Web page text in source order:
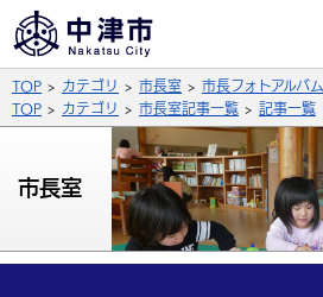
背景色
青
文字の大きさ
拡大 標準
公式SNS
X (Twitter)
サイト内検索
TOP カテゴリ 市長室 市長フォトアルバム
TOP
カテゴリ 市長室記事一覧 記事一覧
市長室